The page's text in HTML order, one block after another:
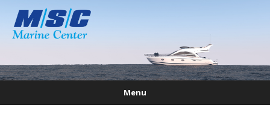
Menu